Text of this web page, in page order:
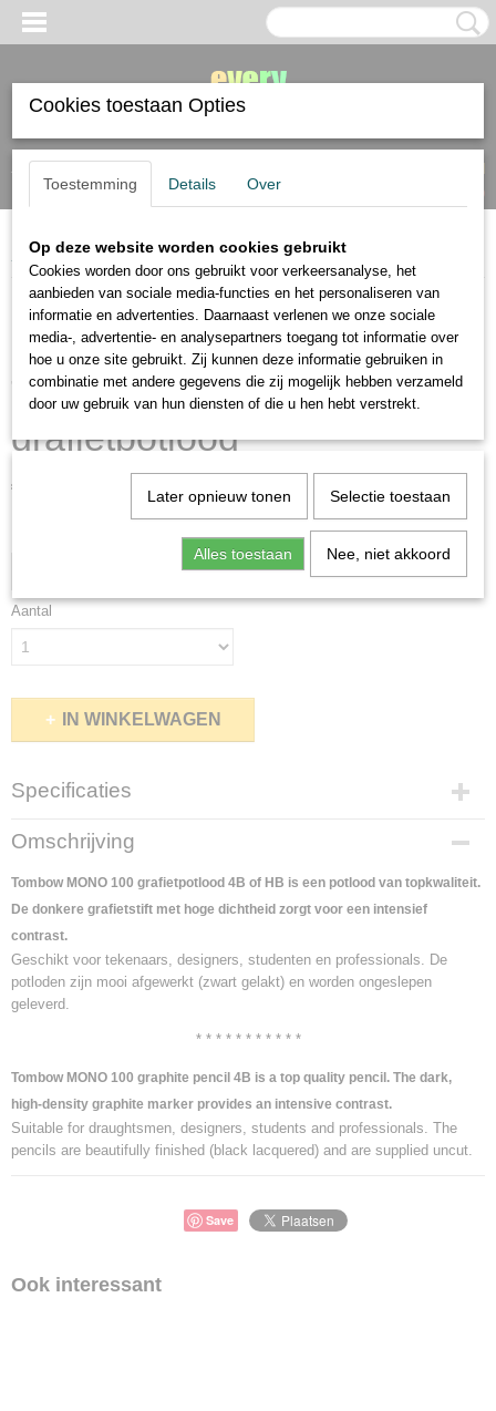
Inloggen Registreren
(0)
Home>Tombow>Tombow MONO 100 grafietpotlood
Tombow MONO 100
grafietpotlood
€ 2,50 (inclusief btw 21%)
Aantal
IN WINKELWAGEN
Specificaties
Productcode
1879-11203
Netto gewicht
0,20 Kg
Bruto gewicht
0,20 Kg
Omschrijving
Tombow MONO 100 grafietpotlood 4B of HB is een potlood van topkwaliteit.
De donkere grafietstift met hoge dichtheid zorgt voor een intensief
contrast.
Geschikt voor tekenaars, designers, studenten en professionals. De
potloden zijn mooi afgewerkt (zwart gelakt) en worden ongeslepen
geleverd.
* * * * * * * * * * *
Tombow MONO 100 graphite pencil 4B is a top quality pencil. The dark,
high-density graphite marker provides an intensive contrast.
Suitable for draughtsmen, designers, students and professionals. The
pencils are beautifully finished (black lacquered) and are supplied uncut.
Save
Ook interessant
Cookies toestaan Opties
Toestemming Details Over
Op deze website worden cookies gebruikt
Cookies worden door ons gebruikt voor verkeersanalyse, het
aanbieden van sociale media-functies en het personaliseren van
informatie en advertenties. Daarnaast verlenen we onze sociale
media-, advertentie- en analysepartners toegang tot informatie over
hoe u onze site gebruikt. Zij kunnen deze informatie gebruiken in
combinatie met andere gegevens die zij mogelijk hebben verzameld
door uw gebruik van hun diensten of die u hen hebt verstrekt.
Later opnieuw tonen Selectie toestaan
Alles toestaan Nee, niet akkoord